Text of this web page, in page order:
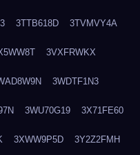
3TTB618D 3TVMVY4A
3VXFRWKX
3WDTF1N3
3WU70G19 3X71FE60
3XWW9P5D 3Y2Z2FMH